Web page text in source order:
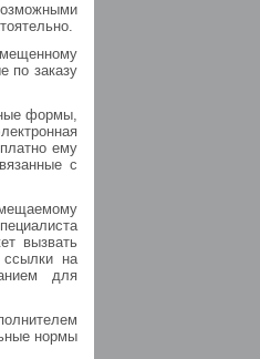
по заказу
формы,
ему
с
вызвать
ссылки на
для
нормы